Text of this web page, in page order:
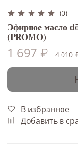
(0)
Эфирное масло
(PROMO)
1 697 ₽ 4 010
В избранное
Добавить в